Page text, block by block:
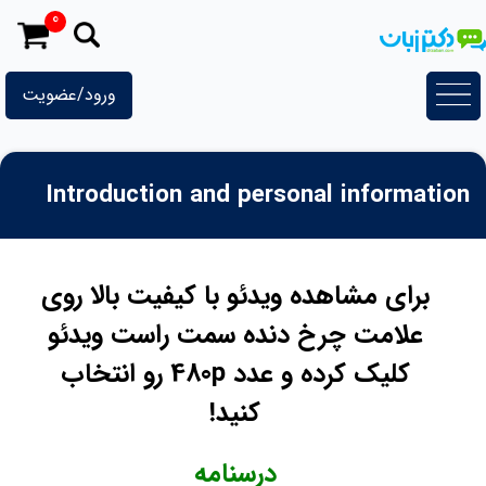
به
ورود/عضویت
0
Introduction and personal information
برای مشاهده ویدئو با کیفیت بالا روی
علامت چرخ دنده سمت راست ویدئو
کلیک کرده و عدد 480p رو انتخاب
کنید!
درسنامه